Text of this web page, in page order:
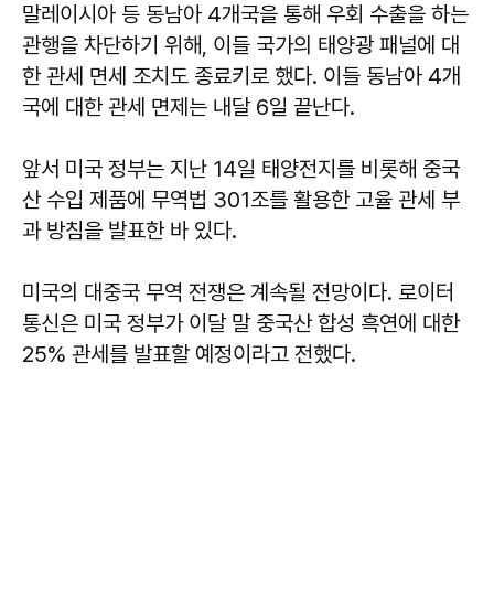
말레이시아 등 동남아 4개국을 통해 우회 수출을 하는
관행을 차단하기 위해, 이들 국가의 태양광 패널에 대
한 관세 면세 조치도 종료키로 했다. 이들 동남아 4개
국에 대한 관세 면제는 내달 6일 끝난다.
앞서 미국 정부는 지난 14일 태양전지를 비롯해 중국
산 수입 제품에 무역법 301조를 활용한 고율 관세 부
과 방침을 발표한 바 있다.
미국의 대중국 무역 전쟁은 계속될 전망이다. 로이터
통신은 미국 정부가 이달 말 중국산 합성 흑연에 대한
25% 관세를 발표할 예정이라고 전했다.